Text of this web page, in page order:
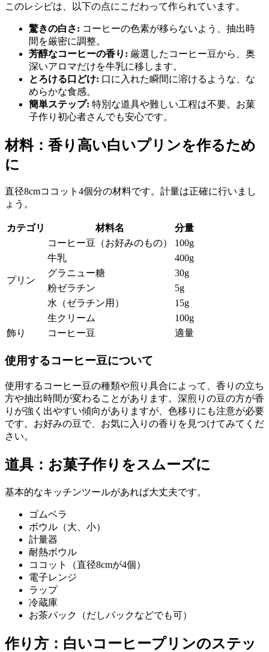
このレシピは、以下の点にこだわって作られています。
驚きの白さ: コーヒーの色素が移らないよう、抽出時
間を厳密に調整。
芳醇なコーヒーの香り: 厳選したコーヒー豆から、奥
深いアロマだけを牛乳に移します。
とろける口どけ: 口に入れた瞬間に溶けるような、な
めらかな食感。
簡単ステップ: 特別な道具や難しい工程は不要。お菓
子作り初心者さんでも安心です。
材料：香り高い白いプリンを作るため
に
直径8cmココット4個分の材料です。計量は正確に行いまし
ょう。
カテゴリ 材料名 分量
プリン
コーヒー豆（お好みのもの）
100g
牛乳
400g
グラニュー糖
30g
粉ゼラチン
5g
水（ゼラチン用）
15g
生クリーム
100g
飾り
コーヒー豆 適量
使用するコーヒー豆について
使用するコーヒー豆の種類や煎り具合によって、香りの立ち
方や抽出時間が変わることがあります。深煎りの豆の方が香
りが強く出やすい傾向がありますが、色移りにも注意が必要
です。お好みの豆で、お気に入りの香りを見つけてみてくだ
さい。
道具：お菓子作りをスムーズに
基本的なキッチンツールがあれば大丈夫です。
ゴムベラ
ボウル（大、小）
計量器
耐熱ボウル
ココット（直径8cmが4個）
電子レンジ
ラップ
冷蔵庫
お茶パック（だしパックなどでも可）
作り方：白いコーヒープリンのステッ